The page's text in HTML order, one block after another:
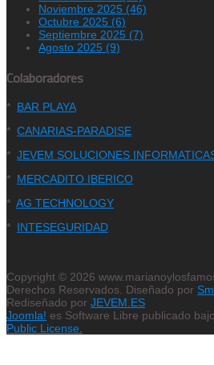
Noviembre 2025 (46)
Octubre 2025 (6)
Septiembre 2025 (7)
Agosto 2025 (9)
Colaboradores
* BAR PLAYA
* CANARIAS-PARADISE
* JEVEM SOLUCIONES
* MERCADITO IBERICO
* AG TECHNOLOGY
* INTESEGURIDAD
Copyright © 2026
Derechos Reservados. Diseñado por
Rediseñado por JEVEM.ES
Joomla! es Software Libre publicado
Public License.